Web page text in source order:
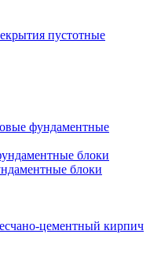
пустотные
фундаментные
блоки
блоки
цементный кирпич